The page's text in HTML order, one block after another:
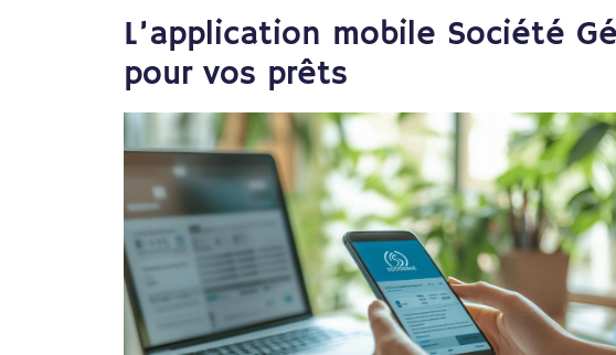
L’application mobile Société
pour vos prêts